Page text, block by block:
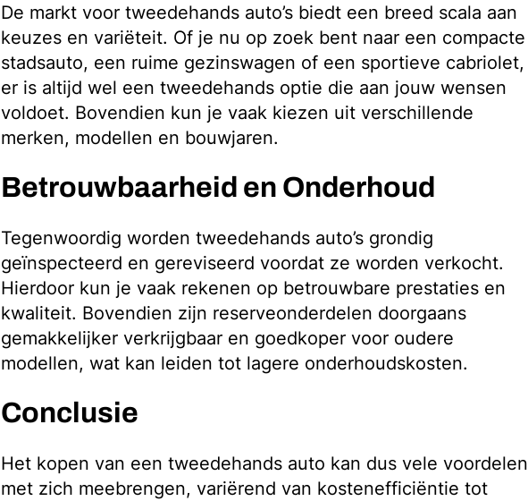
De markt voor tweedehands auto’s biedt een breed scala aan
keuzes en variëteit. Of je nu op zoek bent naar een compacte
stadsauto, een ruime gezinswagen of een sportieve cabriolet,
er is altijd wel een tweedehands optie die aan jouw wensen
voldoet. Bovendien kun je vaak kiezen uit verschillende
merken, modellen en bouwjaren.
Betrouwbaarheid en Onderhoud
Tegenwoordig worden tweedehands auto’s grondig
geïnspecteerd en gereviseerd voordat ze worden verkocht.
Hierdoor kun je vaak rekenen op betrouwbare prestaties en
kwaliteit. Bovendien zijn reserveonderdelen doorgaans
gemakkelijker verkrijgbaar en goedkoper voor oudere
modellen, wat kan leiden tot lagere onderhoudskosten.
Conclusie
Het kopen van een tweedehands auto kan dus vele voordelen
met zich meebrengen, variërend van kostenefficiëntie tot